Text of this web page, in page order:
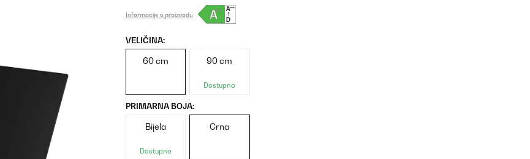
Informacije o proizvodu
VELIČINA:
60 cm 90 cm
Dostupno
PRIMARNA BOJA:
Bijela
Dostupno
Crna